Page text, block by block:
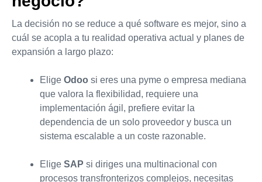
La decisión no se reduce a qué software es mejor, sino a
cuál se acopla a tu realidad operativa actual y planes de
expansión a largo plazo:
Elige Odoo si eres una pyme o empresa mediana
que valora la flexibilidad, requiere una
implementación ágil, prefiere evitar la
dependencia de un solo proveedor y busca un
sistema escalable a un coste razonable.
Elige SAP si diriges una multinacional con
procesos transfronterizos complejos, necesitas